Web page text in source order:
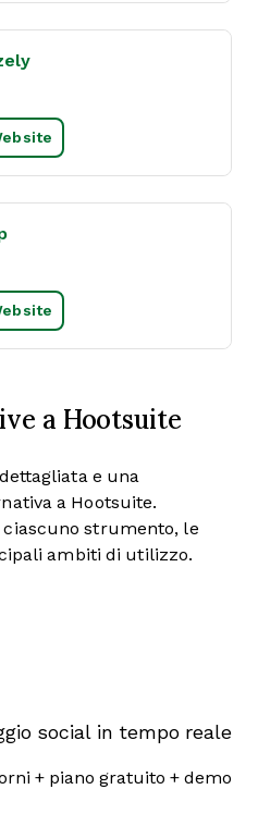
a Hootsuite
e una
a Hootsuite.
strumento, le
ambiti di utilizzo.
social in tempo reale
+ piano gratuito + demo